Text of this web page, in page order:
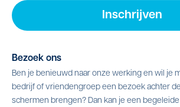
Inschrijven
Bezoek ons
Ben je benieuwd naar onze werking en wil je
bedrijf of vriendengroep een bezoek achter de
schermen brengen? Dan kan je een